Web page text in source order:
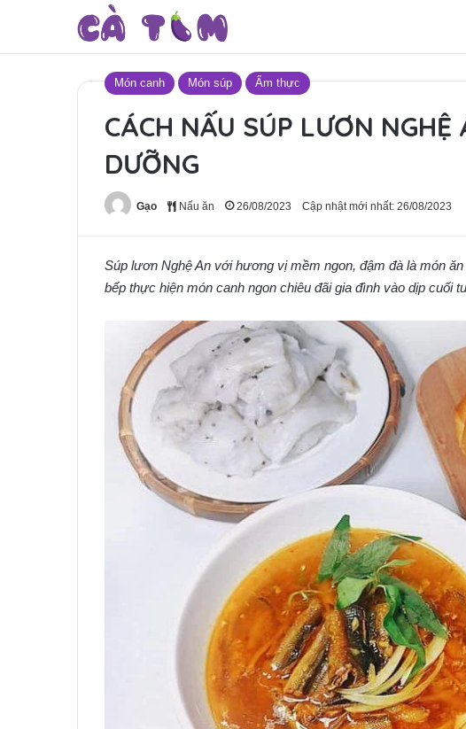
Món canh Món súp Ẩm thực
CÁCH NẤU SÚP LƯƠN
DƯỠNG
Gạo Nấu ăn 26/08/2023 Cập nhật mới nhất: 26/08/2023
Súp lươn Nghệ An với hương vị mềm ngon, đậm đà là món
bếp thực hiện món canh ngon chiêu đãi gia đình vào dịp cuối